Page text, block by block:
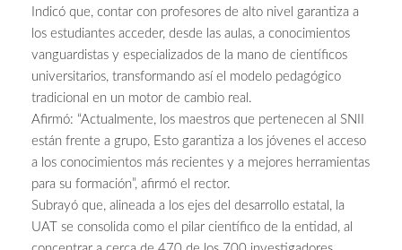
Indicó que, contar con profesores de alto nivel garantiza a
los estudiantes acceder, desde las aulas, a conocimientos
vanguardistas y especializados de la mano de científicos
universitarios, transformando así el modelo pedagógico
tradicional en un motor de cambio real.
Afirmó: “Actualmente, los maestros que pertenecen al SNII
están frente a grupo, Esto garantiza a los jóvenes el acceso
a los conocimientos más recientes y a mejores herramientas
para su formación”, afirmó el rector.
Subrayó que, alineada a los ejes del desarrollo estatal, la
UAT se consolida como el pilar científico de la entidad, al